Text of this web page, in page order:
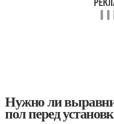
Нужно ли
пол перед